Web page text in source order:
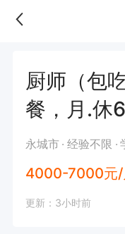
厨师（包
餐，月.休6
永城市 经验不限
4000-7000元/
更新：3小时前